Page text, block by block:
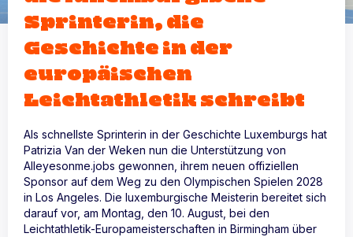
Sprinterin, die
Geschichte in der
europäischen
Leichtathletik schreibt
Als schnellste Sprinterin in der Geschichte Luxemburgs hat
Patrizia Van der Weken nun die Unterstützung von
Alleyesonme.jobs gewonnen, ihrem neuen offiziellen
Sponsor auf dem Weg zu den Olympischen Spielen 2028
in Los Angeles. Die luxemburgische Meisterin bereitet sich
darauf vor, am Montag, den 10. August, bei den
Leichtathletik-Europameisterschaften in Birmingham über